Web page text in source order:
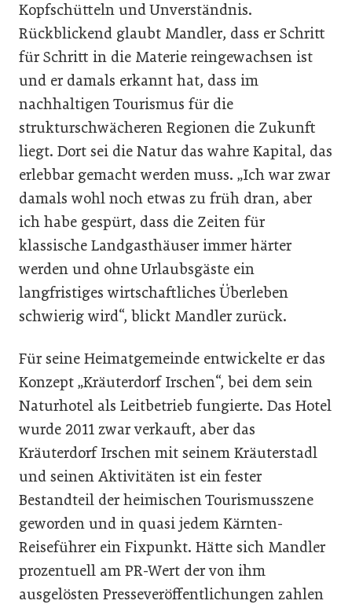
Kopfschütteln und Unverständnis.
Rückblickend glaubt Mandler, dass er Schritt
für Schritt in die Materie reingewachsen ist
und er damals erkannt hat, dass im
nachhaltigen Tourismus für die
strukturschwächeren Regionen die Zukunft
liegt. Dort sei die Natur das wahre Kapital, das
erlebbar gemacht werden muss. „Ich war zwar
damals wohl noch etwas zu früh dran, aber
ich habe gespürt, dass die Zeiten für
klassische Landgasthäuser immer härter
werden und ohne Urlaubsgäste ein
langfristiges wirtschaftliches Überleben
schwierig wird“, blickt Mandler zurück.
Für seine Heimatgemeinde entwickelte er das
Konzept „Kräuterdorf Irschen“, bei dem sein
Naturhotel als Leitbetrieb fungierte. Das Hotel
wurde 2011 zwar verkauft, aber das
Kräuterdorf Irschen mit seinem Kräuterstadl
und seinen Aktivitäten ist ein fester
Bestandteil der heimischen Tourismusszene
geworden und in quasi jedem Kärnten-
Reiseführer ein Fixpunkt. Hätte sich Mandler
prozentuell am PR-Wert der von ihm
ausgelösten Presseveröffentlichungen zahlen